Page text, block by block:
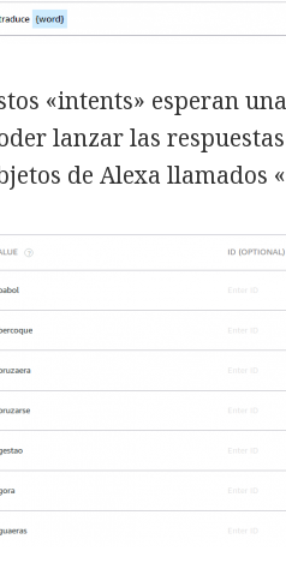
«intents» esperan
lanzar las
de Alexa llamados